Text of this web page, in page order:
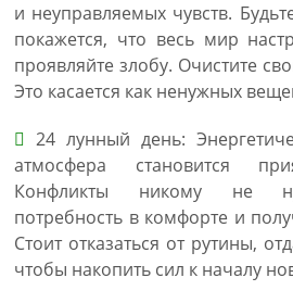
и неуправляемых чувств.
покажется, что весь мир
проявляйте злобу. Очистите
Это касается как ненужных
24 лунный день:
атмосфера становится
Конфликты никому не
потребность в комфорте и
Стоит отказаться от рутины,
чтобы накопить сил к началу